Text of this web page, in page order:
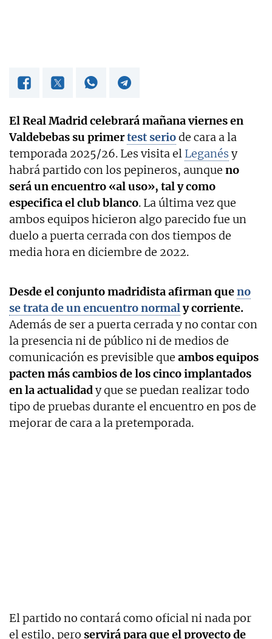
El Real Madrid celebrará mañana viernes en
Valdebebas su primertest seriode cara a la
temporada 2025/26. Les visita el Leganés y
habrá partido con los pepineros, aunque no
será un encuentro «al uso», tal y como
especifica el club blanco. La última vez que
ambos equipos hicieron algo parecido fue un
duelo a puerta cerrada con dos tiempos de
media hora en diciembre de 2022.
Desde el conjunto madridista afirman queno
se trata de un encuentro normaly corriente.
Además de ser a puerta cerrada y no contar con
la presencia ni de público ni de medios de
comunicación es previsible que ambos equipos
pacten más cambios de los cinco implantados
en la actualidady que se puedan realizar todo
tipo de pruebas durante el encuentro en pos de
mejorar de cara a la pretemporada.
El partido no contará como oficial ni nada por
el estilo, pero servirá para que el proyecto de